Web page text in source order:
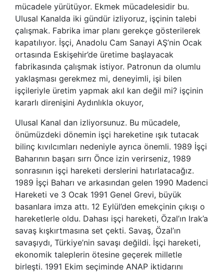
mücadele yürütüyor. Ekmek mücadelesidir bu.
Ulusal Kanalda iki gündür izliyoruz, işçinin talebi
çalışmak. Fabrika imar planı gerekçe gösterilerek
kapatılıyor. İşçi, Anadolu Cam Sanayi AŞ’nin Ocak
ortasında Eskişehir’de üretime başlayacak
fabrikasında çalışmak istiyor. Patronun da olumlu
yaklaşması gerekmez mi, deneyimli, işi bilen
işçileriyle üretim yapmak akıl kan değil mi? işçinin
kararlı direnişini Aydınlıkla okuyor,
Ulusal Kanal dan izliyorsunuz. Bu mücadele,
önümüzdeki dönemin işçi hareketine ışık tutacak
bilinç kıvılcımları nedeniyle ayrıca önemli. 1989 İşçi
Baharının başarı sırrı Önce izin verirseniz, 1989
sonrasının işçi hareketi derslerini hatırlatacağız.
1989 İşçi Baharı ve arkasından gelen 1990 Madenci
Hareketi ve 3 Ocak 1991 Genel Grevi, büyük
basanlara imza attı. 12 Eylül’den emekçinin çıkışı o
hareketlerle oldu. Dahası işçi hareketi, Özal’ın Irak’a
savaş kışkırtmasına set çekti. Savaş, Özal’ın
savaşıydı, Türkiye’nin savaşı değildi. İşçi hareketi,
ekonomik taleplerin ötesine geçerek milletle
birleşti. 1991 Ekim seçiminde ANAP iktidarını